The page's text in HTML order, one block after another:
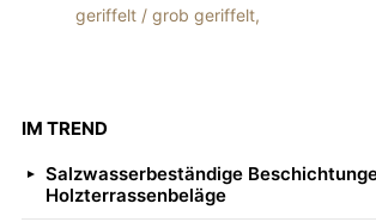
geriffelt / grob geriffelt,
IM TREND
Salzwasserbeständige
Holzterrassenbeläge